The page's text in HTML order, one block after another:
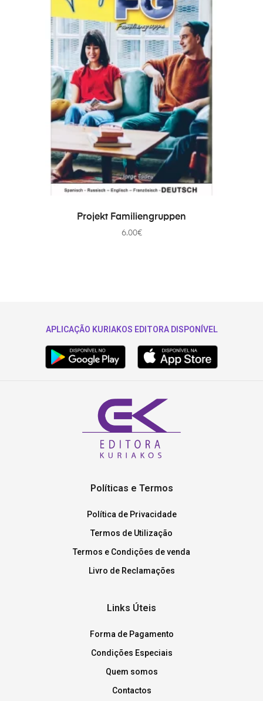
IN DEN WARENKORB
Projekt Familiengruppen
6.00€
APLICAÇÃO KURIAKOS EDITORA DISPONÍVEL
Políticas e Termos
Política de Privacidade
Termos de Utilização
Termos e Condições de venda
Livro de Reclamações
Links Úteis
Forma de Pagamento
Condições Especiais
Quem somos
Contactos